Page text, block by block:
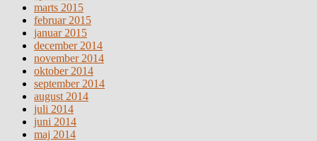
marts 2015
februar 2015
januar 2015
december 2014
november 2014
oktober 2014
september 2014
august 2014
juli 2014
juni 2014
maj 2014